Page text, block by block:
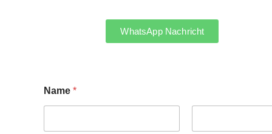
WhatsApp Nachricht
Name *